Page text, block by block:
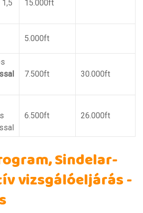
15.000ft
5.000ft
7.500ft 30.000ft
6.500ft 26.000ft
Sindelar-
vizsgálóeljárás -